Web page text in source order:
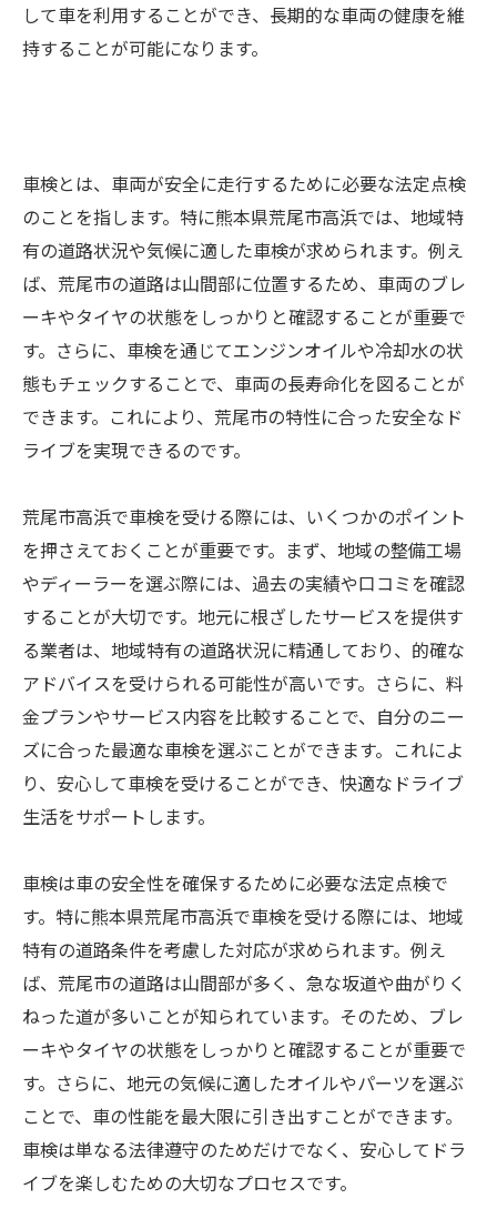
して車を利用することができ、長期的な車両の健康を維
持することが可能になります。
車検とは、車両が安全に走行するために必要な法定点検
のことを指します。特に熊本県荒尾市高浜では、地域特
有の道路状況や気候に適した車検が求められます。例え
ば、荒尾市の道路は山間部に位置するため、車両のブレ
ーキやタイヤの状態をしっかりと確認することが重要で
す。さらに、車検を通じてエンジンオイルや冷却水の状
態もチェックすることで、車両の長寿命化を図ることが
できます。これにより、荒尾市の特性に合った安全なド
ライブを実現できるのです。
荒尾市高浜で車検を受ける際には、いくつかのポイント
を押さえておくことが重要です。まず、地域の整備工場
やディーラーを選ぶ際には、過去の実績や口コミを確認
することが大切です。地元に根ざしたサービスを提供す
る業者は、地域特有の道路状況に精通しており、的確な
アドバイスを受けられる可能性が高いです。さらに、料
金プランやサービス内容を比較することで、自分のニー
ズに合った最適な車検を選ぶことができます。これによ
り、安心して車検を受けることができ、快適なドライブ
生活をサポートします。
車検は車の安全性を確保するために必要な法定点検で
す。特に熊本県荒尾市高浜で車検を受ける際には、地域
特有の道路条件を考慮した対応が求められます。例え
ば、荒尾市の道路は山間部が多く、急な坂道や曲がりく
ねった道が多いことが知られています。そのため、ブレ
ーキやタイヤの状態をしっかりと確認することが重要で
す。さらに、地元の気候に適したオイルやパーツを選ぶ
ことで、車の性能を最大限に引き出すことができます。
車検は単なる法律遵守のためだけでなく、安心してドラ
イブを楽しむための大切なプロセスです。